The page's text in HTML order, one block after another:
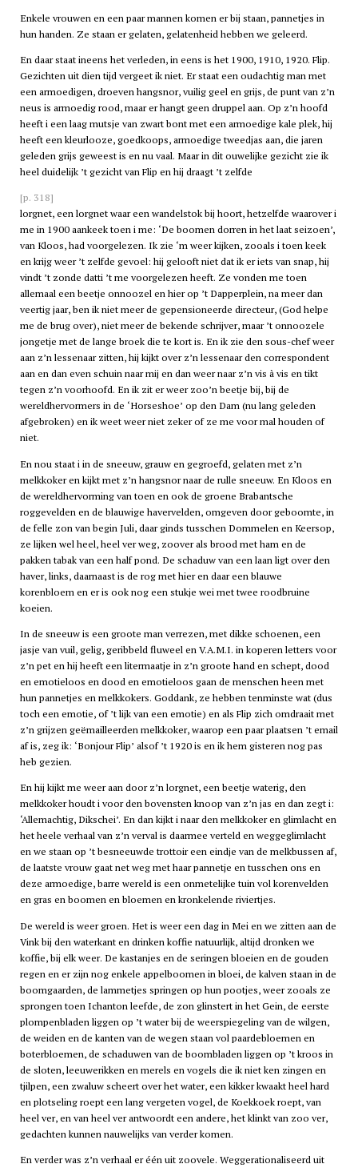
Enkele vrouwen en een paar mannen komen er bij staan, pannetjes in
hun handen. Ze staan er gelaten, gelatenheid hebben we geleerd.
En daar staat ineens het verleden, in eens is het 1900, 1910, 1920. Flip.
Gezichten uit dien tijd vergeet ik niet. Er staat een oudachtig man met
een armoedigen, droeven hangsnor, vuilig geel en grijs, de punt van z’n
neus is armoedig rood, maar er hangt geen druppel aan. Op z’n hoofd
heeft i een laag mutsje van zwart bont met een armoedige kale plek, hij
heeft een kleurlooze, goedkoops, armoedige tweedjas aan, die jaren
geleden grijs geweest is en nu vaal. Maar in dit ouwelijke gezicht zie ik
heel duidelijk ’t gezicht van Flip en hij draagt ’t zelfde
[p. 318]
lorgnet, een lorgnet waar een wandelstok bij hoort, hetzelfde waarover i
me in 1900 aankeek toen i me: ‘De boomen dorren in het laat seizoen’,
van Kloos, had voorgelezen. Ik zie ‘m weer kijken, zooals i toen keek
en krijg weer ’t zelfde gevoel: hij gelooft niet dat ik er iets van snap, hij
vindt ’t zonde datti ’t me voorgelezen heeft. Ze vonden me toen
allemaal een beetje onnoozel en hier op ’t Dapperplein, na meer dan
veertig jaar, ben ik niet meer de gepensioneerde directeur, (God helpe
me de brug over), niet meer de bekende schrijver, maar ’t onnoozele
jongetje met de lange broek die te kort is. En ik zie den sous-chef weer
aan z’n lessenaar zitten, hij kijkt over z’n lessenaar den correspondent
aan en dan even schuin naar mij en dan weer naar z’n vis à vis en tikt
tegen z’n voorhoofd. En ik zit er weer zoo’n beetje bij, bij de
wereldhervormers in de ‘Horseshoe’ op den Dam (nu lang geleden
afgebroken) en ik weet weer niet zeker of ze me voor mal houden of
niet.
En nou staat i in de sneeuw, grauw en gegroefd, gelaten met z’n
melkkoker en kijkt met z’n hangsnor naar de rulle sneeuw. En Kloos en
de wereldhervorming van toen en ook de groene Brabantsche
roggevelden en de blauwige havervelden, omgeven door geboomte, in
de felle zon van begin Juli, daar ginds tusschen Dommelen en Keersop,
ze lijken wel heel, heel ver weg, zoover als brood met ham en de
pakken tabak van een half pond. De schaduw van een laan ligt over den
haver, links, daarnaast is de rog met hier en daar een blauwe
korenbloem en er is ook nog een stukje wei met twee roodbruine
koeien.
In de sneeuw is een groote man verrezen, met dikke schoenen, een
jasje van vuil, gelig, geribbeld fluweel en V.A.M.I. in koperen letters voor
z’n pet en hij heeft een litermaatje in z’n groote hand en schept, dood
en emotieloos en dood en emotieloos gaan de menschen heen met
hun pannetjes en melkkokers. Goddank, ze hebben tenminste wat (dus
toch een emotie, of ’t lijk van een emotie) en als Flip zich omdraait met
z’n grijzen geëmailleerden melkkoker, waarop een paar plaatsen ’t email
af is, zeg ik: ‘Bonjour Flip’ alsof ’t 1920 is en ik hem gisteren nog pas
heb gezien.
En hij kijkt me weer aan door z’n lorgnet, een beetje waterig, den
melkkoker houdt i voor den bovensten knoop van z’n jas en dan zegt i:
‘Allemachtig, Dikschei’. En dan kijkt i naar den melkkoker en glimlacht en
het heele verhaal van z’n verval is daarmee verteld en weggeglimlacht
en we staan op ’t besneeuwde trottoir een eindje van de melkbussen af,
de laatste vrouw gaat net weg met haar pannetje en tusschen ons en
deze armoedige, barre wereld is een onmetelijke tuin vol korenvelden
en gras en boomen en bloemen en kronkelende riviertjes.
De wereld is weer groen. Het is weer een dag in Mei en we zitten aan de
Vink bij den waterkant en drinken koffie natuurlijk, altijd dronken we
koffie, bij elk weer. De kastanjes en de seringen bloeien en de gouden
regen en er zijn nog enkele appelboomen in bloei, de kalven staan in de
boomgaarden, de lammetjes springen op hun pootjes, weer zooals ze
sprongen toen Ichanton leefde, de zon glinstert in het Gein, de eerste
plompenbladen liggen op ’t water bij de weerspiegeling van de wilgen,
de weiden en de kanten van de wegen staan vol paardebloemen en
boterbloemen, de schaduwen van de boombladen liggen op ’t kroos in
de sloten, leeuwerikken en merels en vogels die ik niet ken zingen en
tjilpen, een zwaluw scheert over het water, een kikker kwaakt heel hard
en plotseling roept een lang vergeten vogel, de Koekkoek roept, van
heel ver, en van heel ver antwoordt een andere, het klinkt van zoo ver,
gedachten kunnen nauwelijks van verder komen.
En verder was z’n verhaal er één uit zoovele. Weggerationaliseerd uit